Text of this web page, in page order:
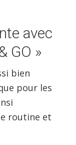
avec
GO »
bien
pour les
routine et